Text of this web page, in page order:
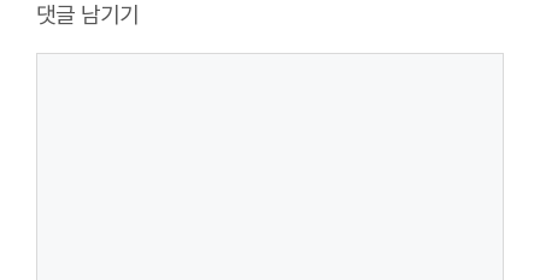
댓글 남기기